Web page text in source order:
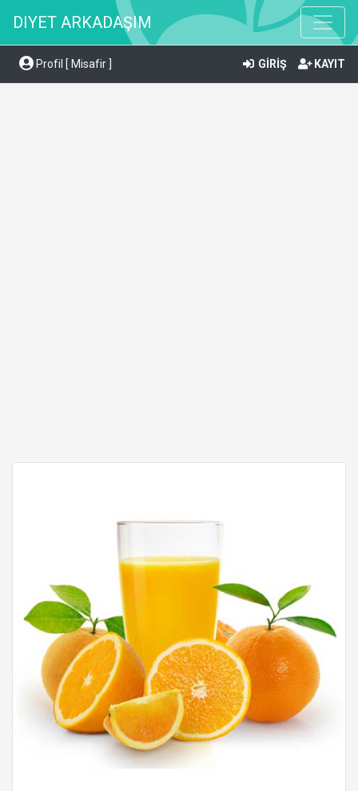
DIYET ARKADAŞIM
Profil [ Misafir ] GİRİŞ KAYIT